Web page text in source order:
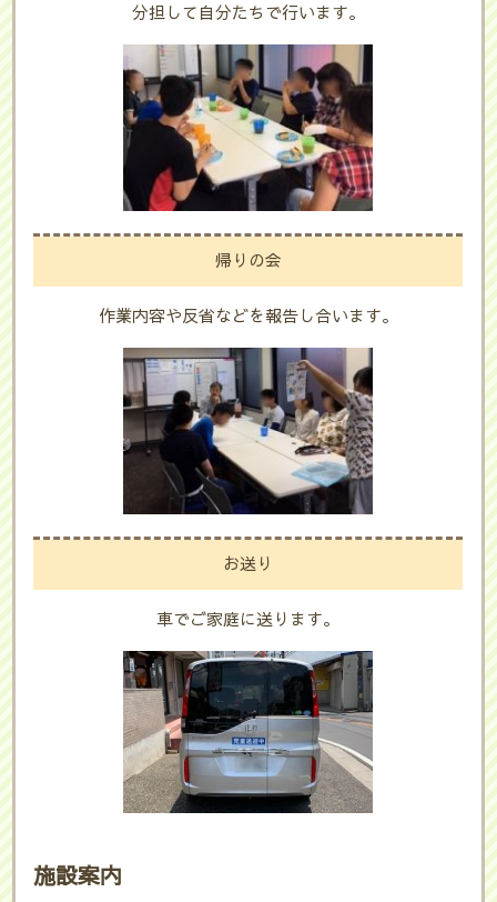
分担して自分たちで行います。
帰りの会
作業内容や反省などを報告し合います。
お送り
車でご家庭に送ります。
施設案内